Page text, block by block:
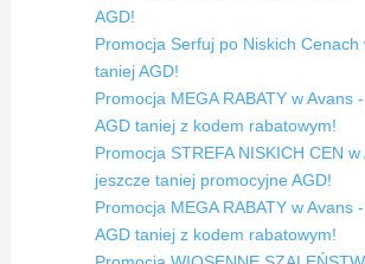
AGD!
Promocja Serfuj po Niskich Cenach
taniej AGD!
Promocja MEGA RABATY w Avans
AGD taniej z kodem rabatowym!
Promocja STREFA NISKICH CEN
jeszcze taniej promocyjne AGD!
Promocja MEGA RABATY w Avans
AGD taniej z kodem rabatowym!